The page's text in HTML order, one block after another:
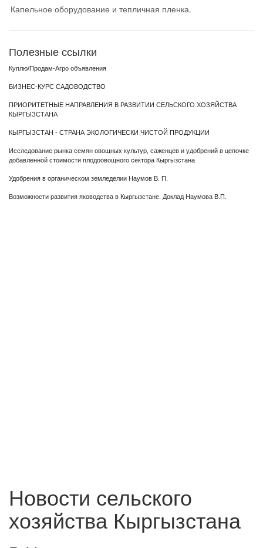
Капельное оборудование и тепличная пленка.
Полезные ссылки
Куплю/Продам-Агро объявления
БИЗНЕС-КУРС САДОВОДСТВО
ПРИОРИТЕТНЫЕ НАПРАВЛЕНИЯ В РАЗВИТИИ СЕЛЬСКОГО ХОЗЯЙСТВА
КЫРГЫЗСТАНА
КЫРГЫЗСТАН - СТРАНА ЭКОЛОГИЧЕСКИ ЧИСТОЙ ПРОДУКЦИИ
Исследование рынка семян овощных культур, саженцев и удобрений в цепочке
добавленной стоимости плодоовощного сектора Кыргызстана
Удобрения в органическом земледелии Наумов В. П.
Возможности развития яководства в Кыргызстане. Доклад Наумова В.П.
Новости сельского
хозяйства Кыргызстана